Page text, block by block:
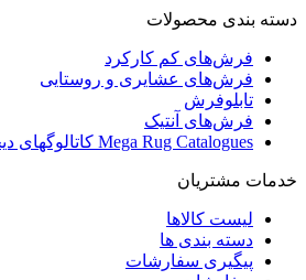
دسته بندی محصولات
فرش‌های کم کارکرد
فرش‌های عشایری و روستایی
تابلوفرش
فرش‌های آنتیک
Mega Rug Catalogues کاتالوگهای دیجیتالی مگا راگ
خدمات مشتریان
لیست کالاها
دسته بندی ها
پیگیری سفارشات